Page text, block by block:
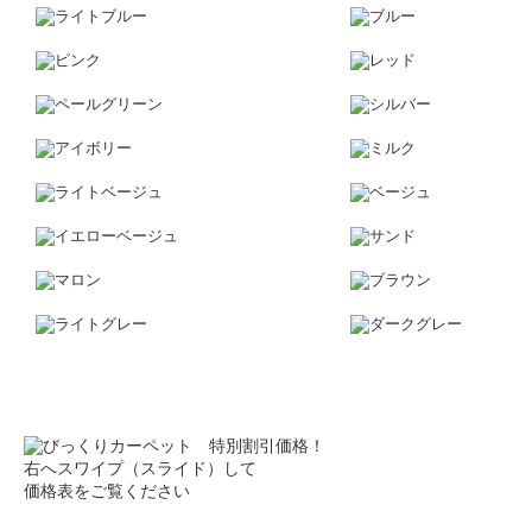
右へスワイプ（スライド）して
価格表をご覧ください